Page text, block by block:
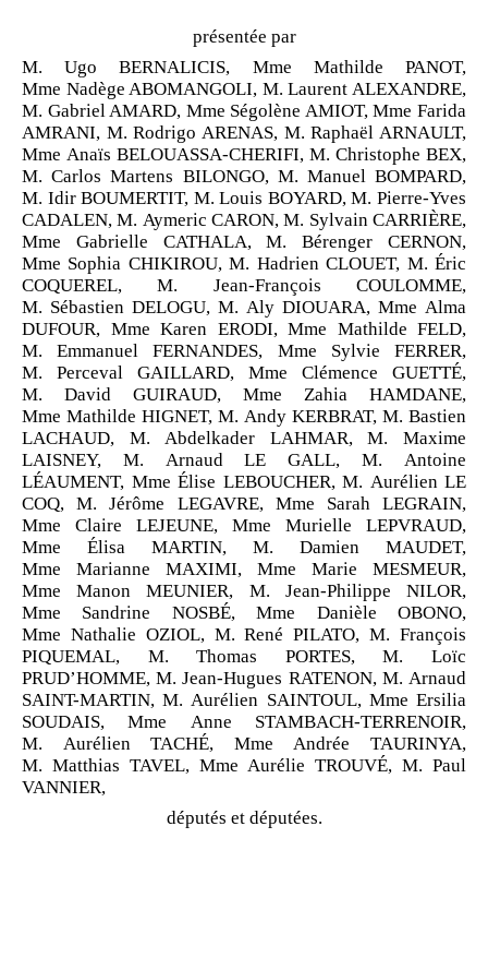
présentée par
M. Ugo BERNALICIS, Mme Mathilde PANOT,
Mme Nadège ABOMANGOLI, M. Laurent ALEXANDRE,
M. Gabriel AMARD, Mme Ségolène AMIOT, Mme Farida
AMRANI, M. Rodrigo ARENAS, M. Raphaël ARNAULT,
Mme Anaïs BELOUASSA-CHERIFI, M. Christophe BEX,
M. Carlos Martens BILONGO, M. Manuel BOMPARD,
M. Idir BOUMERTIT, M. Louis BOYARD, M. Pierre-Yves
CADALEN, M. Aymeric CARON, M. Sylvain CARRIÈRE,
Mme Gabrielle CATHALA, M. Bérenger CERNON,
Mme Sophia CHIKIROU, M. Hadrien CLOUET, M. Éric
COQUEREL, M. Jean-François COULOMME,
M. Sébastien DELOGU, M. Aly DIOUARA, Mme Alma
DUFOUR, Mme Karen ERODI, Mme Mathilde FELD,
M. Emmanuel FERNANDES, Mme Sylvie FERRER,
M. Perceval GAILLARD, Mme Clémence GUETTÉ,
M. David GUIRAUD, Mme Zahia HAMDANE,
Mme Mathilde HIGNET, M. Andy KERBRAT, M. Bastien
LACHAUD, M. Abdelkader LAHMAR, M. Maxime
LAISNEY, M. Arnaud LE GALL, M. Antoine
LÉAUMENT, Mme Élise LEBOUCHER, M. Aurélien LE
COQ, M. Jérôme LEGAVRE, Mme Sarah LEGRAIN,
Mme Claire LEJEUNE, Mme Murielle LEPVRAUD,
Mme Élisa MARTIN, M. Damien MAUDET,
Mme Marianne MAXIMI, Mme Marie MESMEUR,
Mme Manon MEUNIER, M. Jean-Philippe NILOR,
Mme Sandrine NOSBÉ, Mme Danièle OBONO,
Mme Nathalie OZIOL, M. René PILATO, M. François
PIQUEMAL, M. Thomas PORTES, M. Loïc
PRUD’HOMME, M. Jean-Hugues RATENON, M. Arnaud
SAINT-MARTIN, M. Aurélien SAINTOUL, Mme Ersilia
SOUDAIS, Mme Anne STAMBACH-TERRENOIR,
M. Aurélien TACHÉ, Mme Andrée TAURINYA,
M. Matthias TAVEL, Mme Aurélie TROUVÉ, M. Paul
VANNIER,
députés et députées.